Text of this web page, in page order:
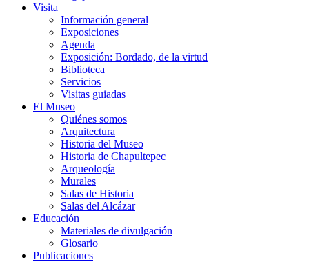
Visita
Información general
Exposiciones
Agenda
Exposición: Bordado, de la virtud
Biblioteca
Servicios
Visitas guiadas
El Museo
Quiénes somos
Arquitectura
Historia del Museo
Historia de Chapultepec
Arqueología
Murales
Salas de Historia
Salas del Alcázar
Educación
Materiales de divulgación
Glosario
Publicaciones